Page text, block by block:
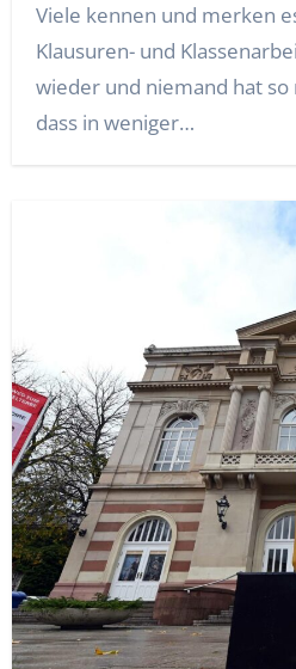
Viele kennen und merken
Klausuren- und
wieder und niemand hat so
dass in weniger…